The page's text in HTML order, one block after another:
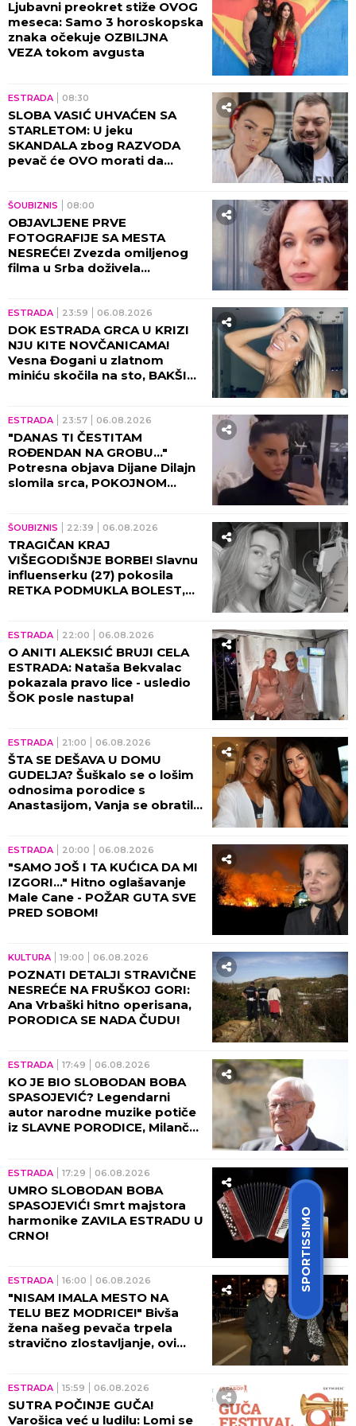
SPORTISSIMO
PRVA IZJAVA SUPRUGE SLOBE
RADANOVIĆA: Jelena se
oglasila nakon što su
PROCURILE STRAVIČNE
ESTRADA 13:09
ŠOK-BOMBA NA ESTRADI! Ana
Nikolić BRUTALNO preti
supruzi Slobe Radanovića
UBISTVOM - Došli smo u
ESTRADA 12:30
NOVI DETALJI RAZVODA ANE
RADULOVIĆ OBELODANJENI:
Voditeljka priznala šta se
dešavalo sa Mirčetom, zbog
ESTRADA 11:30
SKANDAL U HRVATSKOJ ZBOG
JELENE KARLEUŠE! Uputili joj
jezive pretnje i uvrede,
organizatori morali hitno da
RIJALITI 10:30
KRISTIJAN GOLUBOVIĆ
PRETIO CARU UBISTVOM! Filip
proživljavao HOROR zbog
vrele akcije sa Kristinom
ESTRADA 09:30
MISTERIJA POSLEDNJIH
TRENUTAKA SAŠE POPOVIĆA!
Suzana otkrila šta su doktori
morali da mu urade pred
09:01
Ljubavni preokret stiže OVOG
meseca: Samo 3 horoskopska
znaka očekuje OZBILJNA
VEZA tokom avgusta
ESTRADA 08:30
SLOBA VASIĆ UHVAĆEN SA
STARLETOM: U jeku
SKANDALA zbog RAZVODA
pevač će OVO morati da
ŠOUBIZNIS 08:00
OBJAVLJENE PRVE
FOTOGRAFIJE SA MESTA
NESREĆE! Zvezda omiljenog
filma u Srba doživela
ESTRADA 23:59 06.08.2026
DOK ESTRADA GRCA U KRIZI
NJU KITE NOVČANICAMA!
Vesna Đogani u zlatnom
miniću skočila na sto, BAKŠIŠ
ESTRADA 23:57 06.08.2026
"DANAS TI ČESTITAM
ROĐENDAN NA GROBU..."
Potresna objava Dijane Dilajn
slomila srca, POKOJNOM
ŠOUBIZNIS 22:39 06.08.2026
TRAGIČAN KRAJ
VIŠEGODIŠNJE BORBE! Slavnu
influenserku (27) pokosila
RETKA PODMUKLA BOLEST,
ESTRADA 22:00 06.08.2026
O ANITI ALEKSIĆ BRUJI CELA
ESTRADA: Nataša Bekvalac
pokazala pravo lice - usledio
ŠOK posle nastupa!
ESTRADA 21:00 06.08.2026
ŠTA SE DEŠAVA U DOMU
GUDELJA? Šuškalo se o lošim